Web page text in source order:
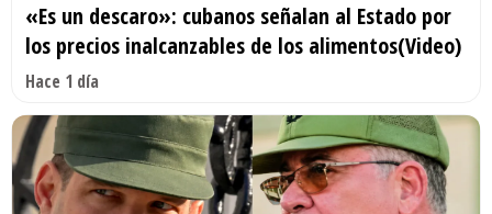
«Es un descaro»: cubanos señalan al Estado por
los precios inalcanzables de los alimentos(Video)
Hace 1 día